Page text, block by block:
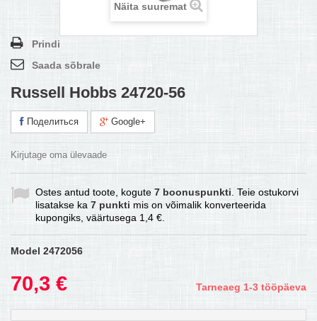
Näita suuremat
Prindi
Saada sõbrale
Russell Hobbs 24720-56
Поделиться Google+
Kirjutage oma ülevaade
Ostes antud toote, kogute 7 boonuspunkti . Teie ostukorvi
lisatakse ka 7 punkti mis on võimalik konverteerida
kupongiks, väärtusega 1,4 €
Model 2472056
70,3 € Tarneaeg 1-3 tööpäeva